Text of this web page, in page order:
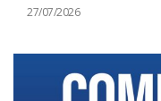
27/07/2026